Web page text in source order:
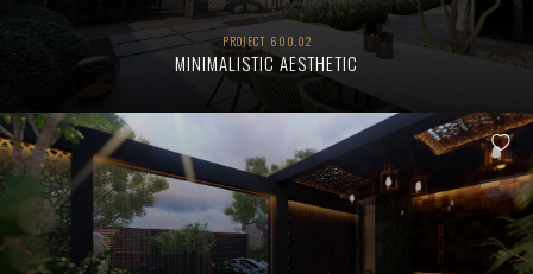
NL EN DE
PROJECT 600.02
MINIMALISTIC AESTHETIC
cookievoorkeuren
COOKIE-
INSTELLINGEN
ALLES
AFWIJZEN